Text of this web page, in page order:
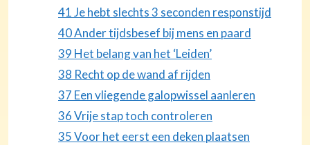
41 Je hebt slechts 3 seconden responstijd
40 Ander tijdsbesef bij mens en paard
39 Het belang van het ‘Leiden’
38 Recht op de wand af rijden
37 Een vliegende galopwissel aanleren
36 Vrije stap toch controleren
35 Voor het eerst een deken plaatsen